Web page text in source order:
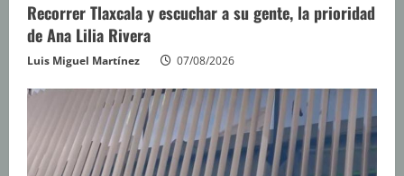
Recorrer Tlaxcala y escuchar a su gente, la prioridad
de Ana Lilia Rivera
Luis Miguel Martínez 07/08/2026